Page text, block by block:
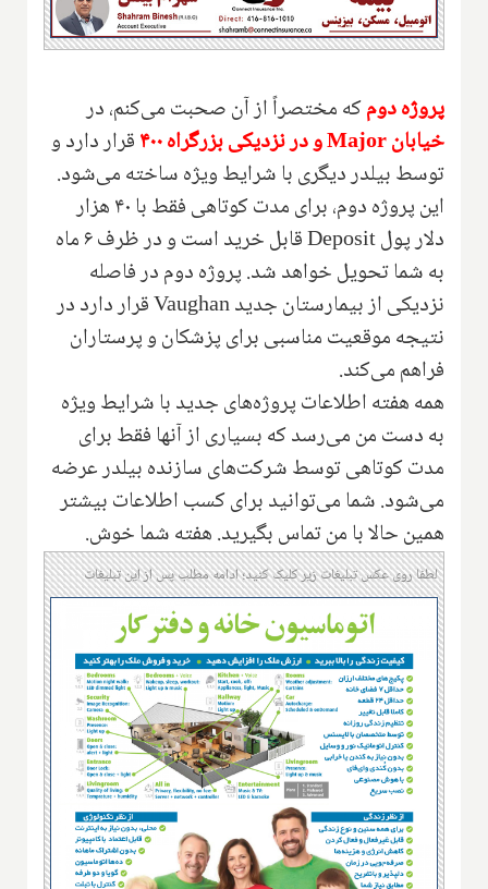
پروژه دومکه مختصراً از آن صحبت می‌کنم، در
خیابانMajorو در نزدیکی بزرگراه ۴۰۰
قرار دارد و
توسط بیلدر دیگری با شرایط ویژه ساخته می‌شود.
این پروژه دوم‌، برای مدت کوتاهی فقط با ۴۰ هزار
دلار پولDeposit
قابل خرید است و در ظرف ۶ ماه
به شما تحویل خواهد شد. پروژه دوم در فاصله
نزدیکی از بیمارستان جدیدVaughanقرار دارد در
نتیجه موقعیت مناسبی برای پزشکان و پرستاران
فراهم می‌کند.
همه هفته اطلاعات پروژه‌های جدید با شرایط ویژه
به دست من می‌رسد که بسیاری از آنها فقط برای
مدت کوتاهی توسط شرکت‌های سازنده بیلدر عرضه
می‌شود. شما می‌توانید برای کسب اطلاعات بیشتر
همین حالا با من تماس بگیرید. هفته شما خوش.
لطفا روی عکس تبلیغات زیر کلیک کنید؛ ادامه مطلب پس از این تبلیغات